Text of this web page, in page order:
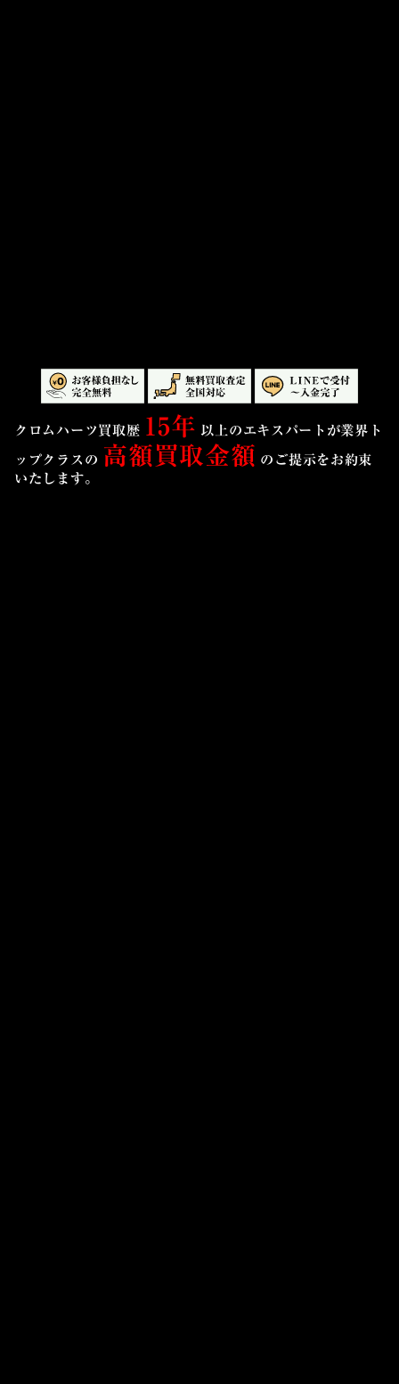
クロムハーツ買取歴 15年 以上のエキスパートが業界ト
ップクラスの 高額買取金額 のご提示をお約束
いたします。